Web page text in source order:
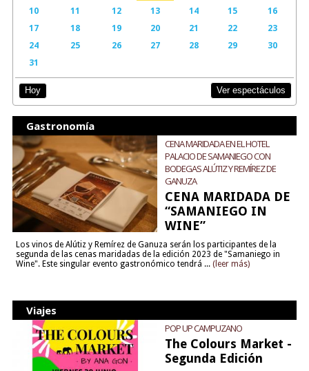
10
11 12 13 14 15
16
17
18 19 20 21 22
23
24
25 26 27 28 29
30
31
Hoy Ver espectáculos
Gastronomía
CENA MARIDADA EN EL HOTEL
PALACIO DE SAMANIEGO CON
BODEGAS ALÚTIZ Y REMÍREZ DE
GANUZA
CENA MARIDADA DE
“SAMANIEGO IN
WINE”
Los vinos de Alútiz y Remírez de Ganuza serán los participantes de la
segunda de las cenas maridadas de la edición 2023 de "Samaniego in
Wine". Este singular evento gastronómico tendrá ... (leer más)
Viajes
POP UP CAMPUZANO
The Colours Market -
Segunda Edición